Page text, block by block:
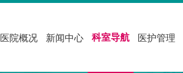
医院概况 新闻中心 科室导航 医护管理